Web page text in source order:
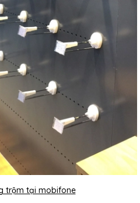
trộm tại mobifone